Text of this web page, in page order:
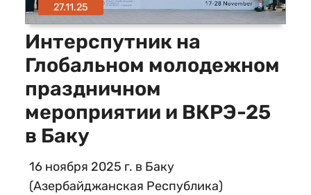
27.11.25
Интерспутник на
Глобальном молодежном
праздничном
мероприятии и ВКРЭ-25
в Баку
16 ноября 2025 г. в Баку
(Азербайджанская Республика)